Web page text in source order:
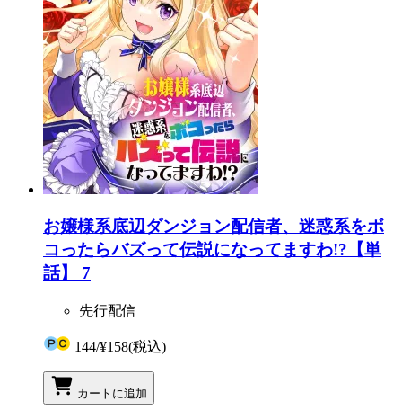
お嬢様系底辺ダンジョン配信者、迷惑系をボ
コったらバズって伝説になってますわ!?【単
話】 7
先行配信
144/¥158(税込)
カートに追加